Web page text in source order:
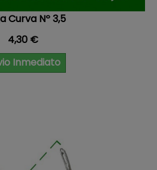
Curva Nº 3,5
Precio
4,30 €
Inmediato